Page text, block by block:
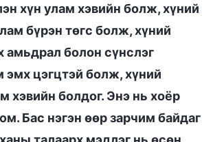
хүн улам хэвийн болж, хүний
бүрэн төгс болж, хүний
амьдрал болон сүнслэг
эмх цэгцтэй болж, хүний
хэвийн болдог. Энэ нь хоёр
Бас нэгэн өөр зарчим байдаг